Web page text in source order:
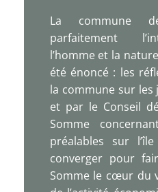
La commune
parfaitement
l’homme et la
été énoncé : les
la commune sur
et par le Conseil
Somme
préalables sur
converger pour
Somme le cœur du